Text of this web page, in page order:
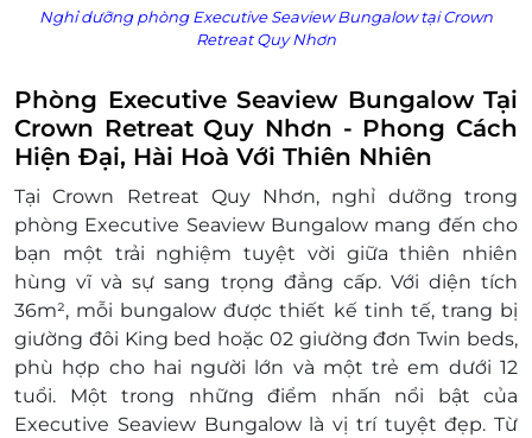
Văn phòng HCM: 028 6680 8757
Điều kiện lưu ý bắt buộc:
không áp dụng cho lễ tết và mùa cao điểm
Giá phòng sẽ được cập nhật thường xuyên,
để đảm bảo quyền lợi vui lòng liên hệ với
chúng tôi để kiểm tra về tình trạng phòng,
nâng cấp hạng phòng, các khoản phụ thu
(nếu có) trước khi đặt phòng và thanh toán
Mọi trường hợp khách hàng đã thanh toán
nhưng chưa liên hệ với LifeLink, chúng tôi
hoàn toàn không chịu trách nhiệm
Điều kiện hoãn/huỷ phòng:
Hủy trước 30 ngày miễn phí; tính phí dịch vụ
LifeLink.vn
Nghỉ dưỡng phòng Executive Seaview Bungalow tại Crown
Retreat Quy Nhơn
Phòng Executive Seaview Bungalow Tại
Crown Retreat Quy Nhơn - Phong Cách
Hiện Đại, Hài Hoà Với Thiên Nhiên
Tại Crown Retreat Quy Nhơn, nghỉ dưỡng trong
phòng Executive Seaview Bungalow mang đến cho
bạn một trải nghiệm tuyệt vời giữa thiên nhiên
hùng vĩ và sự sang trọng đẳng cấp. Với diện tích
36m², mỗi bungalow được thiết kế tinh tế, trang bị
giường đôi King bed hoặc 02 giường đơn Twin beds,
phù hợp cho hai người lớn và một trẻ em dưới 12
tuổi. Một trong những điểm nhấn nổi bật của
Executive Seaview Bungalow là vị trí tuyệt đẹp. Từ